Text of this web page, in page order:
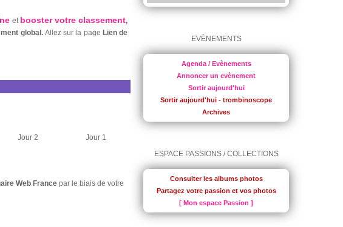
et booster votre classement,
global. Allez sur la page Lien de
Jour 2 Jour 1
Web France par le biais de votre
EVÈNEMENTS
Agenda / Evènements
Annoncer un evènement
Sortir aujourd'hui
Sortir aujourd'hui - trombinoscope
Archives
ESPACE PASSIONS / COLLECTIONS
Consulter les albums photos
Partagez votre passion et vos photos
[ Mon espace Passion ]